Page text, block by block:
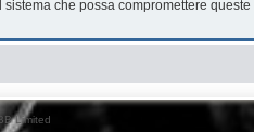
che possa compromettere
Limited